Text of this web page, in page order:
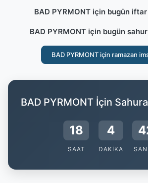
BAD PYRMONT için bugün
BAD PYRMONT için bugün
BAD PYRMONT için ramazan
BAD PYRMONT İçin
18
SAAT
4
DAKIKA